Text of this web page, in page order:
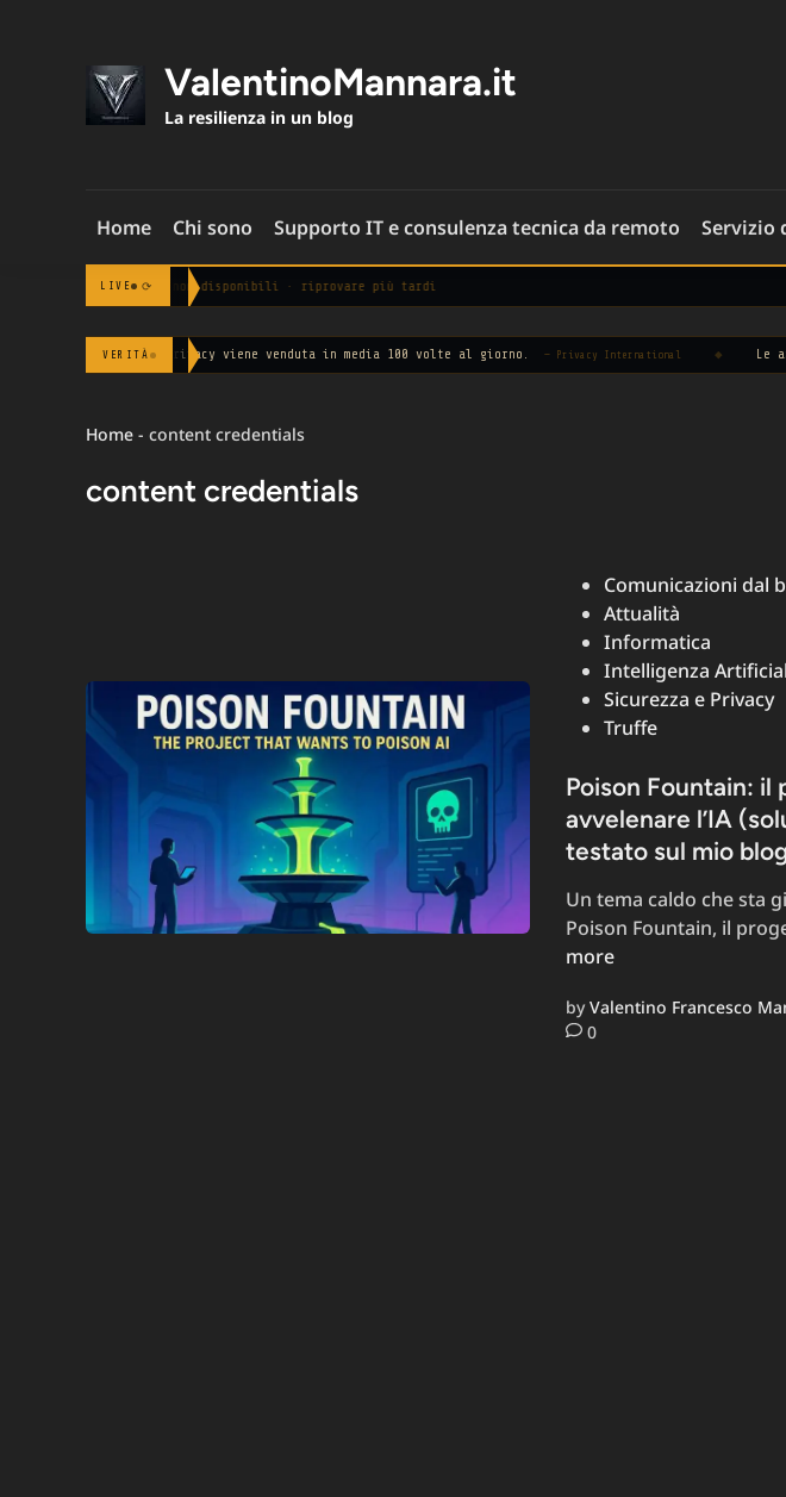
ValentinoMannara.it
La resilienza in un blog
Home Chi sono Supporto IT e consulenza tecnica da remoto Servizio
LIVE ⟳
Notizie non disponibili · riprovare più tardi
VERITÀ
La tua privacy viene venduta in media 100 volte al giorno. — Privacy International ◆ Le aziende
Home - content credentials
content credentials
PostedComunicazioni dal
Attualità
Informatica
Intelligenza
Sicurezza e Privacy
Truffe
Poison Fountain:
avvelenare l’IA
testato sul mio
Un tema caldo che sta
Poison Fountain, il
more
byValentino Francesco
0